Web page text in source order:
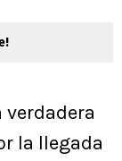
verdadera
la llegada